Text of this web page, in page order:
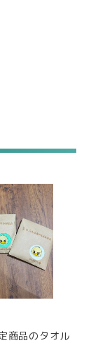
商品のタオル